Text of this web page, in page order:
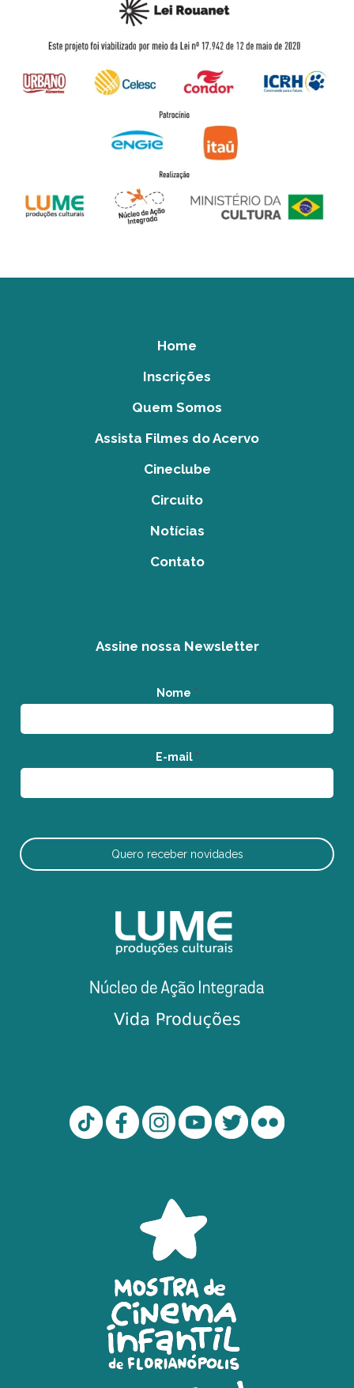
Home
Inscrições
Quem Somos
Assista Filmes do Acervo
Cineclube
Circuito
Notícias
Contato
Assine nossa Newsletter
Nome *
E-mail *
Quero receber novidades